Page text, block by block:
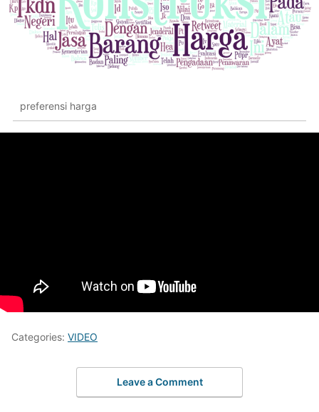
preferensi harga
Categories: VIDEO
Leave a Comment